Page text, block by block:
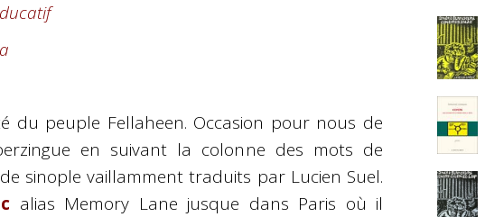
du peuple Fellaheen. Occasion pour nous de
en suivant la colonne des mots de
sinople vaillamment traduits par Lucien Suel.
alias Memory Lane jusque dans Paris où il